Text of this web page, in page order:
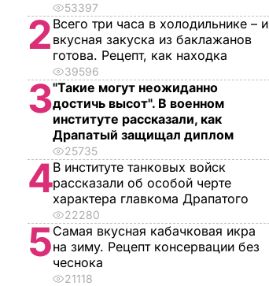
53397
2 Всего три часа в холодильнике – и
вкусная закуска из баклажанов
готова. Рецепт, как находка
39596
3"Такие могут неожиданно
достичь высот". В военном
институте рассказали, как
Драпатый защищал диплом
25735
4В институте танковых войск
рассказали об особой черте
характера главкома Драпатого
22280
5Самая вкусная кабачковая икра
на зиму. Рецепт консервации без
чеснока
21118